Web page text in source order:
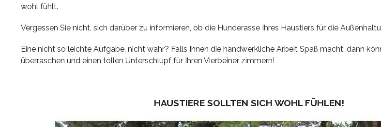
wohl fühlt.
Vergessen Sie nicht, sich darüber zu informieren, ob die Hunderasse Ihres Haustiers für die
Eine nicht so leichte Aufgabe, nicht wahr? Falls Ihnen die handwerkliche Arbeit Spaß macht, dann
überraschen und einen tollen Unterschlupf für Ihren Vierbeiner zimmern!
HAUSTIERE SOLLTEN SICH WOHL FÜHLEN!